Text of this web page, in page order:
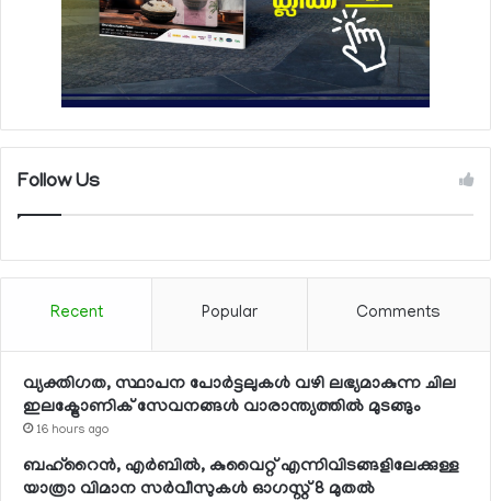
Follow Us
Recent Popular Comments
വ്യക്തിഗത, സ്ഥാപന പോര്‍ട്ടലുകള്‍ വഴി ലഭ്യമാകുന്ന ചില
ഇലക്ട്രോണിക് സേവനങ്ങള്‍ വാരാന്ത്യത്തില്‍ മുടങ്ങും
16 hours ago
ബഹ്റൈന്‍, എര്‍ബില്‍, കുവൈറ്റ് എന്നിവിടങ്ങളിലേക്കുള്ള
യാത്രാ വിമാന സര്‍വീസുകള്‍ ഓഗസ്റ്റ് 8 മുതല്‍